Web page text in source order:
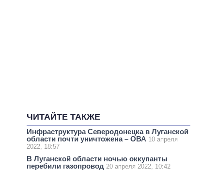
ЧИТАЙТЕ ТАКЖЕ
Инфраструктура Северодонецка в Луганской
области почти уничтожена – ОВА 10 апреля
2022, 18:57
В Луганской области ночью оккупанты
перебили газопровод 20 апреля 2022, 10:42